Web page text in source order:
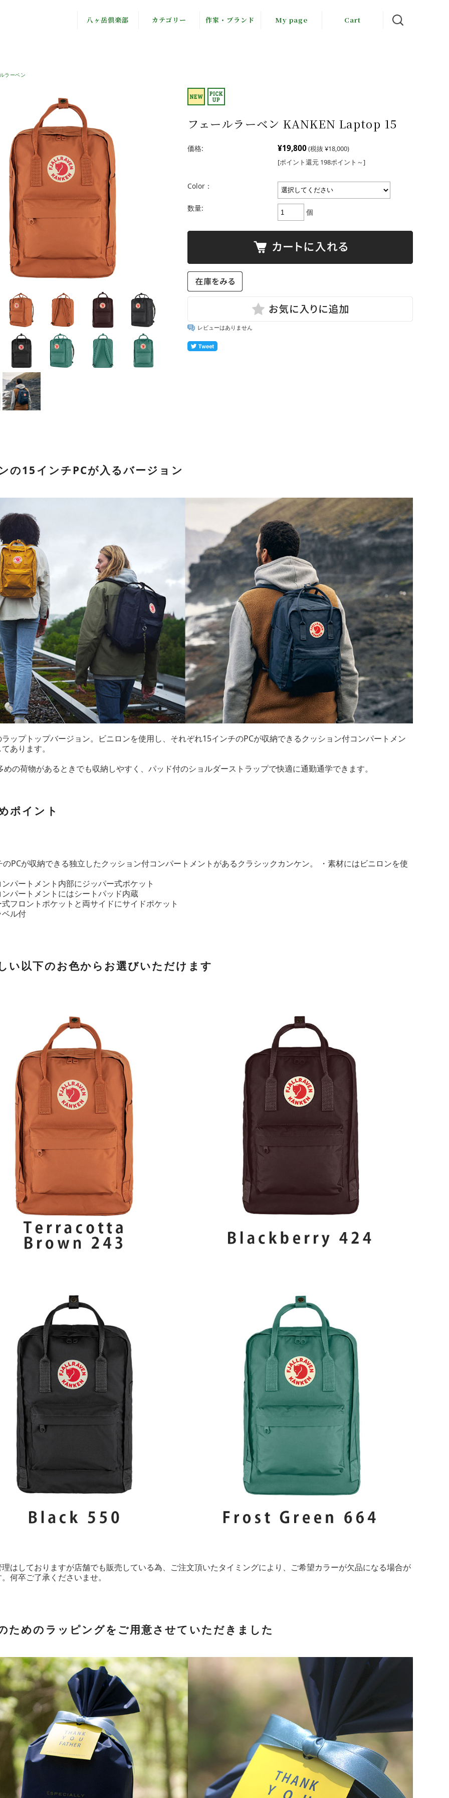
八ヶ岳倶楽部 カテゴリー
フルーツティー
リトリート
作家・ブランド
岡下勝敏
ANDSOX
My page Cart
ラーベン
フェールラーベン KANKEN Laptop 15
価格: ¥19,800(税抜 ¥18,000)
[ポイント還元 198ポイント～]
Color：
数量: 個
レビューはありません
の15インチPCが入るバージョン
ラップトップバージョン。ビニロンを使用し、それぞれ15インチのPCが収納できるクッション付コンパートメン
あります。
めの荷物があるときでも収納しやすく、パッド付のショルダーストラップで快適に通勤通学できます。
ポイント
のPCが収納できる独立したクッション付コンパートメントがあるクラシックカンケン。 ・素材にはビニロンを使
ンパートメント内部にジッパー式ポケット
ンパートメントにはシートパッド内蔵
式フロントポケットと両サイドにサイドポケット
ベル付
い以下のお色からお選びいただけます
理はしておりますが店舗でも販売している為、ご注文頂いたタイミングにより、ご希望カラーが欠品になる場合が
何卒ご了承くださいませ。
ためのラッピングをご用意させていただきました